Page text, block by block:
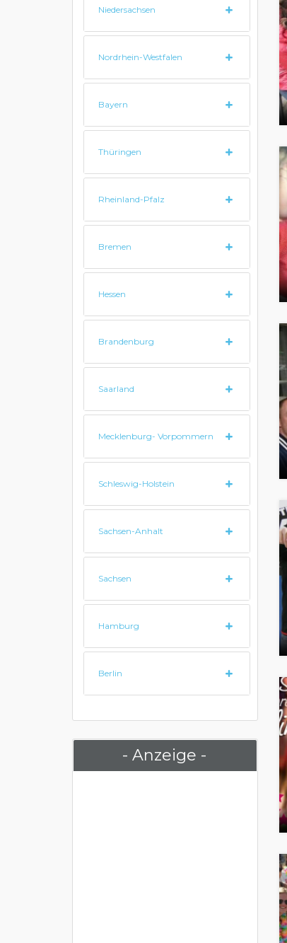
Niedersachsen
Nordrhein-Westfalen
Bayern
Thüringen
Rheinland-Pfalz
Bremen
Hessen
Brandenburg
Saarland
Mecklenburg- Vorpommern
Schleswig-Holstein
Sachsen-Anhalt
Sachsen
Hamburg
Berlin
- Anzeige -